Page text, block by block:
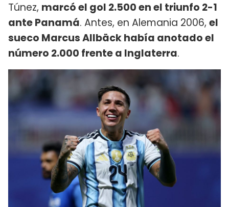
Túnez, marcó el gol 2.500 en el triunfo 2-1
ante Panamá. Antes, en Alemania 2006, el
sueco Marcus Allbäck había anotado el
número 2.000 frente a Inglaterra.